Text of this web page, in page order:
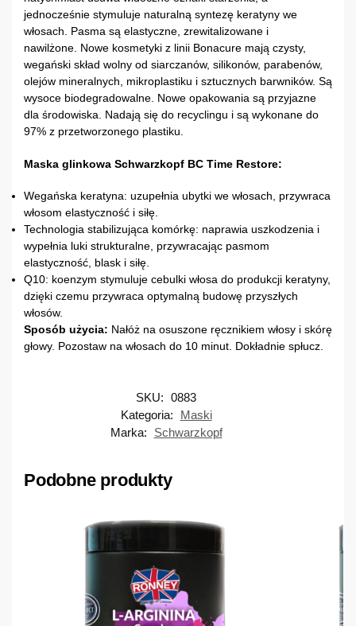
jednocześnie stymuluje naturalną syntezę keratyny we
włosach. Pasma są elastyczne, zrewitalizowane i
nawilżone. Nowe kosmetyki z linii Bonacure mają czysty,
wegański skład wolny od siarczanów, silikonów, parabenów,
olejów mineralnych, mikroplastiku i sztucznych barwników. Są
wysoce biodegradowalne. Nowe opakowania są przyjazne
dla środowiska. Nadają się do recyclingu i są wykonane do
97% z przetworzonego plastiku.
Maska glinkowa Schwarzkopf BC Time Restore:
Wegańska keratyna: uzupełnia ubytki we włosach, przywraca
włosom elastyczność i siłę.
Technologia stabilizująca komórkę: naprawia uszkodzenia i
wypełnia luki strukturalne, przywracając pasmom
elastyczność, blask i siłę.
Q10: koenzym stymuluje cebulki włosa do produkcji keratyny,
dzięki czemu przywraca optymalną budowę przyszłych
włosów.
Sposób użycia: Nałóż na osuszone ręcznikiem włosy i skórę
głowy. Pozostaw na włosach do 10 minut. Dokładnie spłucz.
SKU: 0883
Kategoria:
Maski
Marka:
Schwarzkopf
Podobne produkty